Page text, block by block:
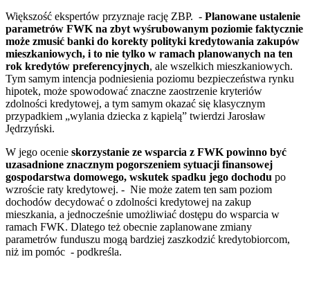
Większość ekspertów przyznaje rację ZBP. - Planowane ustalenie
parametrów FWK na zbyt wyśrubowanym poziomie faktycznie
może zmusić banki do korekty polityki kredytowania zakupów
mieszkaniowych, i to nie tylko w ramach planowanych na ten
rok kredytów preferencyjnych, ale wszelkich mieszkaniowych.
Tym samym intencja podniesienia poziomu bezpieczeństwa rynku
hipotek, może spowodować znaczne zaostrzenie kryteriów
zdolności kredytowej, a tym samym okazać się klasycznym
przypadkiem „wylania dziecka z kąpielą” twierdzi Jarosław
Jędrzyński.
W jego ocenie skorzystanie ze wsparcia z FWK powinno być
uzasadnione znacznym pogorszeniem sytuacji finansowej
gospodarstwa domowego, wskutek spadku jego dochodu po
wzroście raty kredytowej. - Nie może zatem ten sam poziom
dochodów decydować o zdolności kredytowej na zakup
mieszkania, a jednocześnie umożliwiać dostępu do wsparcia w
ramach FWK. Dlatego też obecnie zaplanowane zmiany
parametrów funduszu mogą bardziej zaszkodzić kredytobiorcom,
niż im pomóc - podkreśla.